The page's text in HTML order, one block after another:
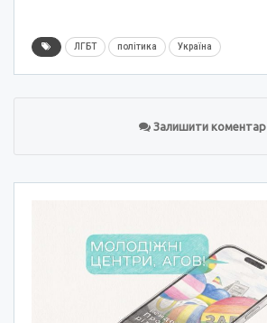
ЛГБТ політика Україна
Залишити коментар